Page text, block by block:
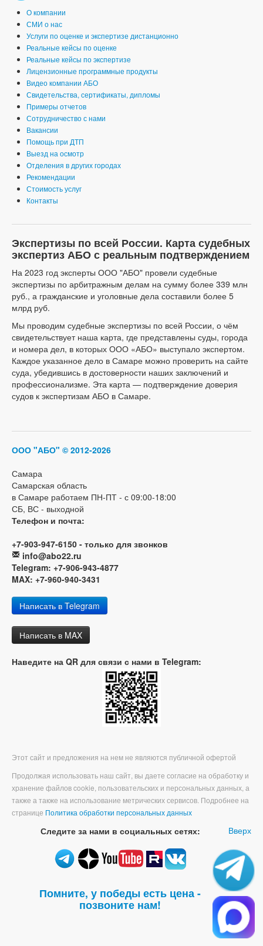
О компании
СМИ о нас
Услуги по оценке и экспертизе дистанционно
Реальные кейсы по оценке
Реальные кейсы по экспертизе
Лицензионные программные продукты
Видео компании АБО
Свидетельства, сертификаты, дипломы
Примеры отчетов
Сотрудничество с нами
Вакансии
Помощь при ДТП
Выезд на осмотр
Отделения в других городах
Рекомендации
Стоимость услуг
Контакты
Экспертизы по всей России. Карта судебных
экспертиз АБО с реальным подтверждением
На 2023 год эксперты ООО "АБО" провели судебные
экспертизы по арбитражным делам на сумму более 339 млн
руб., а гражданские и уголовные дела составили более 5
млрд руб.
Мы проводим судебные экспертизы по всей России, о чём
свидетельствует наша карта, где представлены суды, города
и номера дел, в которых ООО «АБО» выступало экспертом.
Каждое указанное дело в Самаре можно проверить на сайте
суда, убедившись в достоверности наших заключений и
профессионализме. Эта карта — подтверждение доверия
судов к экспертизам АБО в Самаре.
ООО "АБО" © 2012-2026
Самара
Самарская область
в Самаре работаем ПН-ПТ - с 09:00-18:00
СБ, ВС - выходной
Телефон и почта:
+7-903-947-6150 - только для звонков
info@abo22.ru
Telegram: +7-906-943-4877
MAX: +7-960-940-3431
Написать в Telegram
Написать в MAX
Наведите на QR для связи с нами в Telegram:
Этот сайт и предложения на нем не являются публичной офертой
Продолжая использовать наш сайт, вы даете согласие на обработку и
хранение файлов cookie, пользовательских и персональных данных, а
также а также на использование метрических сервисов. Подробнее на
странице Политика обработки персональных данных
Вверх
Следите за нами в социальных сетях:
Помните, у победы есть цена -
позвоните нам!